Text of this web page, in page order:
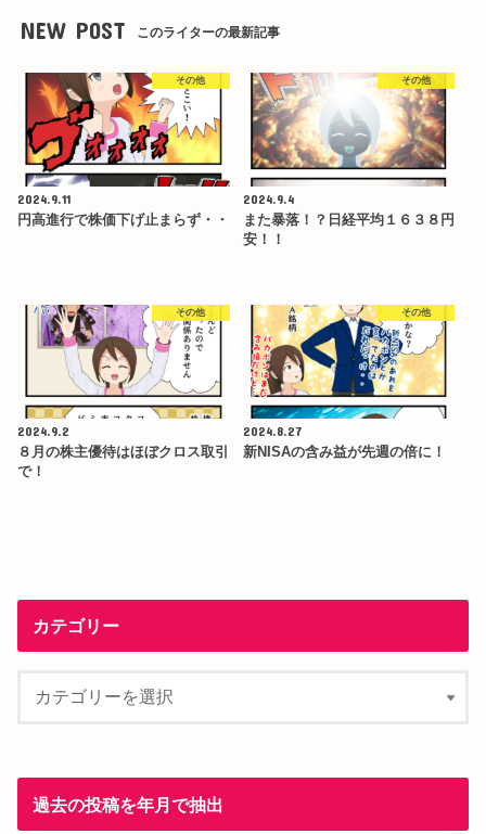
NEW POST このライターの最新記事
その他
2024.9.11
円高進行で株価下げ止まらず・・
その他
2024.9.4
また暴落！？日経平均１６３８円
安！！
その他
2024.9.2
８月の株主優待はほぼクロス取引
で！
その他
2024.8.27
新NISAの含み益が先週の倍に！
カテゴリー
過去の投稿を年月で抽出